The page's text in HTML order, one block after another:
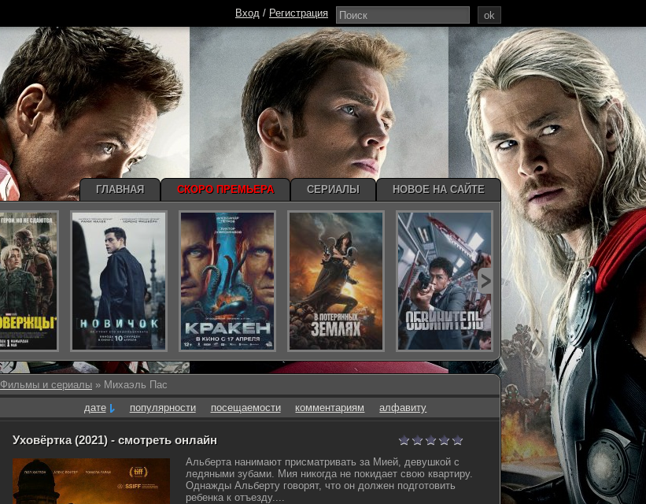
Фильмы и сериалы » Михаэль Пас
дате
популярности посещаемости комментариям алфавиту
Уховёртка (2021) - смотреть онлайн
Альберта нанимают присматривать за Мией, девушкой с
ледяными зубами. Мия никогда не покидает свою квартиру.
Однажды Альберту говорят, что он должен подготовить
ребенка к отъезду....
ok
Вход / Регистрация
ГЛАВНАЯ СКОРО ПРЕМЬЕРА СЕРИАЛЫ НОВОЕ НА САЙТЕ